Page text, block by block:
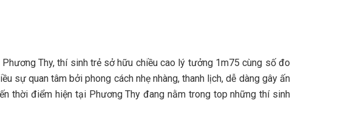
Thy, thí sinh trẻ sở hữu chiều cao lý tưởng 1m75 cùng số đo
sự quan tâm bởi phong cách nhẹ nhàng, thanh lịch, dễ dàng gây ấn
thời điểm hiện tại Phương Thy đang nằm trong top những thí sinh